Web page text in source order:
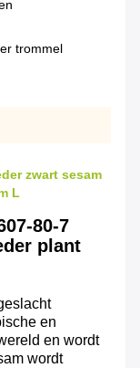
trommel
zwart sesam
L
80-7
plant
en
en wordt
wordt